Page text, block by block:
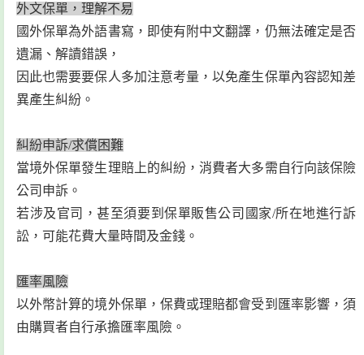
外文保單，理解不易
國外保單為外語書寫，即使有附中文翻譯，仍無法確定是否
遺漏、解讀錯誤，
因此也需要要保人多加注意考量，以免產生保單內容認知差
異產生糾紛。
糾紛申訴/求償困難
當境外保單發生理賠上的糾紛，消費者大多需自行向該保險
公司申訴。
若涉及官司，甚至須要到保單販售公司國家/所在地進行訴
訟，可能花費大量時間及金錢。
匯率風險
以外幣計算的境外保單，保費或理賠都會受到匯率影響，須
由購買者自行承擔匯率風險。